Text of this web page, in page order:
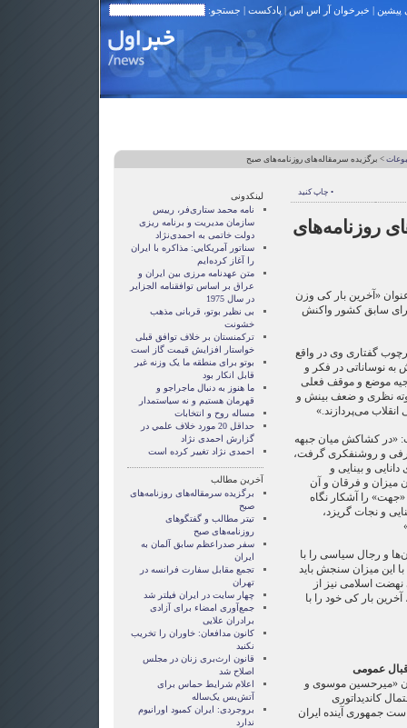
پیشین | خبرخوان آر اس اس| پادکست | جستجو:
> برگزیده سرمقاله‌های روزنامه‌های صبح
• چاپ کنید
روزنامه‌های
«آخرین بار کی وزن
سابق کشور واکنش
گفتاری وی در واقع
نوساناتی در فکر و
موضع و موقف فعلی
کوته نظری و ضعف بینش و
می‌پردازند.»
«در کشاکش میان جبهه
و روشنفکری گرفت،
و بینایی و
میزان و فرقان و آن
را آشکار نگاه
و نجات گریزد،
و رجال سیاسی را با
این میزان سنجش باید
اسلامی نیز از
بار کی خود را با
عمومی
«میرحسین موسوی و
کاندیداتوری
جمهوری آینده ایران
لینکدونی
نامه محمد ستاری‌فر، رییس
سازمان مدیریت و برنامه ریزی
دولت خاتمی به احمدی‌نژاد
سناتور آمريکايي: مذاکره با ايران
را آغاز کرده‌ايم
متن عهدنامه مرزى بين ايران و
عراق بر اساس توافقنامه الجزاير
در سال 1975
بی نظیر بوتو، قربانی مذهب
خشونت
ترکمنستان بر خلاف توافق قبلی
خواستار افزایش قیمت گاز است
بوتو برای منطقه ما یک وزنه غیر
قابل انکار بود
ما هنوز به دنبال ماجراجو و
قهرمان هستيم و نه سياستمدار
مساله روح و انتخابات
حداقل 20 مورد خلاف علمي در
گزارش احمدی نژاد
احمدی نژاد تغییر کرده است
آخرین مطالب
برگزیده سرمقاله‌های روزنامه‌های
صبح
تیتر مطالب و گفتگوهای
روزنامه‌های صبح
سفر صدراعظم سابق آلمان به
ایران
تجمع مقابل سفارت فرانسه در
تهران
چهار سایت در ایران فیلتر شد
جمع‌آوری امضاء برای آزادی
برادران علایی
کانون مدافعان: خاوران را تخریب
نکنید
قانون ارث‌بری زنان در مجلس
اصلاح شد
اعلام شرایط حماس برای
آتش‌بس یک‌ساله
بروجردی: ایران کمبود اورانیوم
ندارد